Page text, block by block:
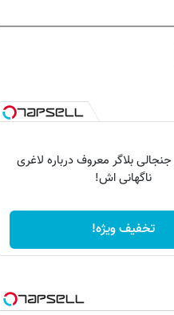
بلاگر معروف درباره لاغری
ناگهانی اش!
تخفیف ویژه!